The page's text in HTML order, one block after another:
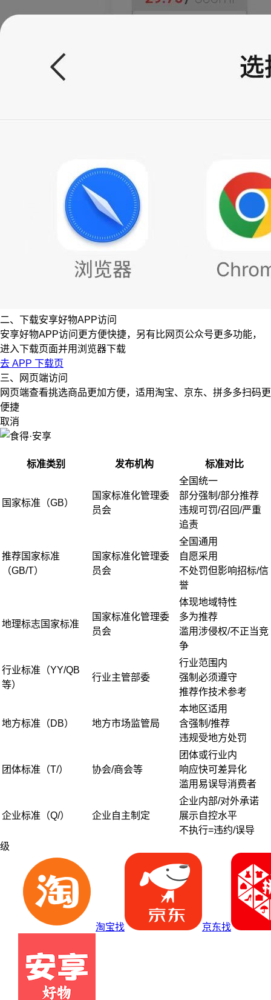
二、下载安享好物APP访问
安享好物APP访问更方便快捷，另有比网页公众号更多功能，
进入下载页面并用浏览器下载
去 APP 下载页
三、网页端访问
网页端查看挑选商品更加方便，适用淘宝、京东、拼多多扫码更
便捷
取消
标准类别 发布机构 标准对比
国家标准（GB）
国家标准化管理委
员会
全国统一
部分强制/部分推荐
违规可罚/召回/严重
追责
推荐国家标准
（GB/T）
国家标准化管理委
员会
全国通用
自愿采用
不处罚但影响招标/信
誉
地理标志国家标准
国家标准化管理委
员会
体现地域特性
多为推荐
滥用涉侵权/不正当竞
争
行业标准（YY/QB
等）
行业主管部委
行业范围内
强制必须遵守
推荐作技术参考
地方标准（DB） 地方市场监管局
本地区适用
含强制/推荐
违规受地方处罚
团体标准（T/） 协会/商会等
团体或行业内
响应快可差异化
滥用易误导消费者
企业标准（Q/） 企业自主制定
企业内部/对外承诺
展示自控水平
不执行=违约/误导
级
淘宝找 京东找